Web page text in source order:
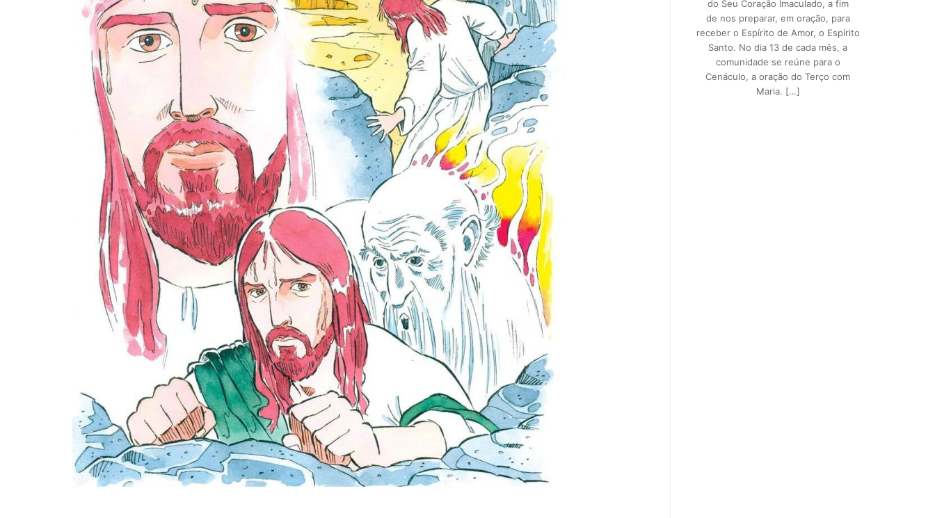
do Seu Coração Imaculado, a fim
de nos preparar, em oração, para
receber o Espírito de Amor, o Espírito
Santo. No dia 13 de cada mês, a
comunidade se reúne para o
Cenáculo, a oração do Terço com
Maria. […]